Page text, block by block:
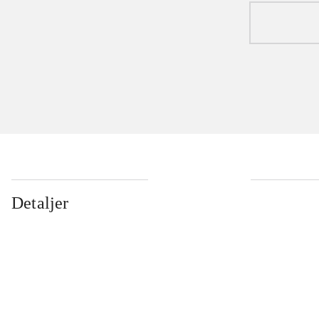
Detaljer